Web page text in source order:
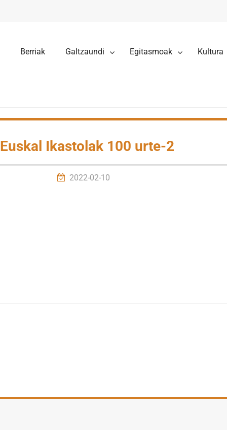
Berriak Galtzaundi Egitasmoak Kultura
Euskal Ikastolak 100 urte-2
2022-02-10